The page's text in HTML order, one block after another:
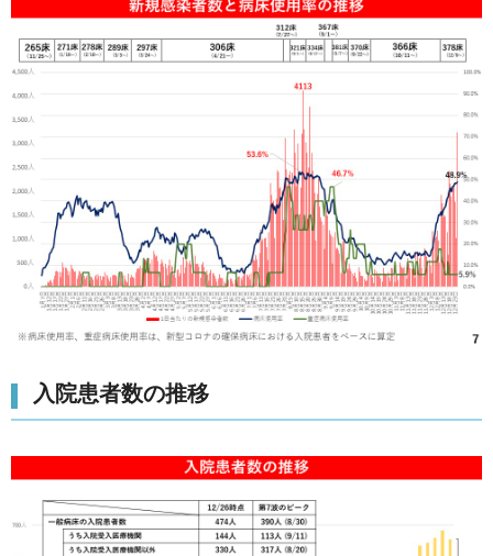
入院患者数の推移